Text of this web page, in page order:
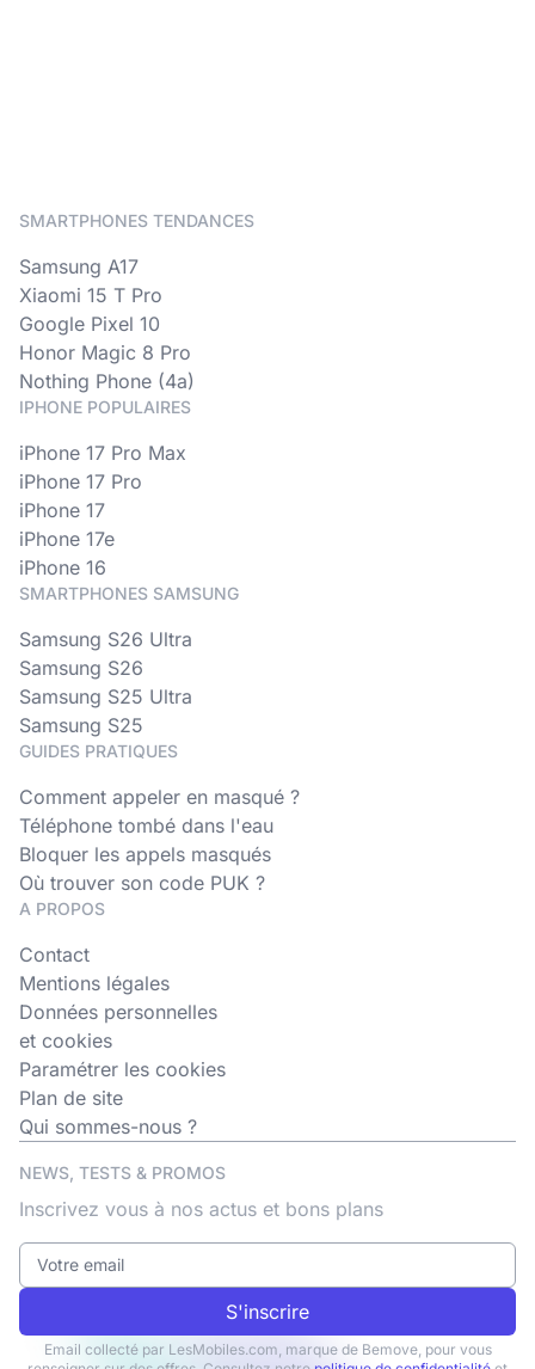
SMARTPHONES TENDANCES
Samsung A17
Xiaomi 15 T Pro
Google Pixel 10
Honor Magic 8 Pro
Nothing Phone (4a)
IPHONE POPULAIRES
iPhone 17 Pro Max
iPhone 17 Pro
iPhone 17
iPhone 17e
iPhone 16
SMARTPHONES SAMSUNG
Samsung S26 Ultra
Samsung S26
Samsung S25 Ultra
Samsung S25
GUIDES PRATIQUES
Comment appeler en masqué ?
Téléphone tombé dans l'eau
Bloquer les appels masqués
Où trouver son code PUK ?
A PROPOS
Contact
Mentions légales
Données personnelles
et cookies
Paramétrer les cookies
Plan de site
Qui sommes-nous ?
NEWS, TESTS & PROMOS
Inscrivez vous à nos actus et bons plans
S'inscrire
Email collecté par LesMobiles.com, marque de Bemove, pour vous